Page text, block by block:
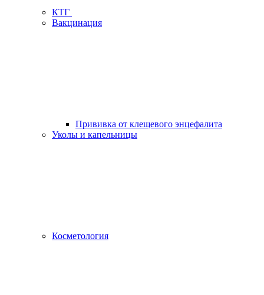
КТГ
Вакцинация
Прививка от клещевого энцефалита
Уколы и капельницы
Косметология